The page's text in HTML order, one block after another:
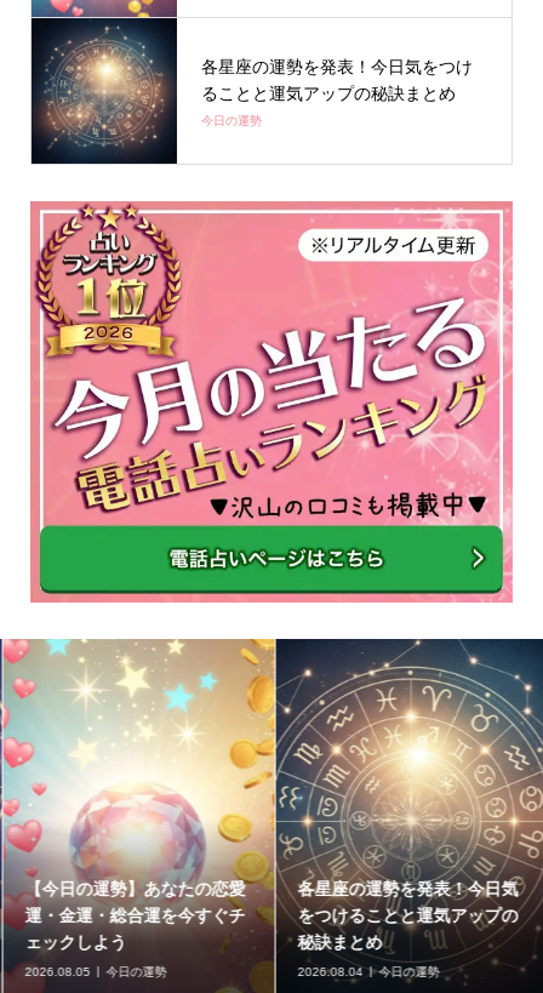
各星座の運勢を発表！今日気をつけ
ることと運気アップの秘訣まとめ
今日の運勢
【今日の運勢】あなたの恋愛
運・金運・総合運を今すぐチ
ェックしよう
2026.08.05 今日の運勢
各星座の運勢を発表！今日気
をつけることと運気アップの
秘訣まとめ
2026.08.04 今日の運勢